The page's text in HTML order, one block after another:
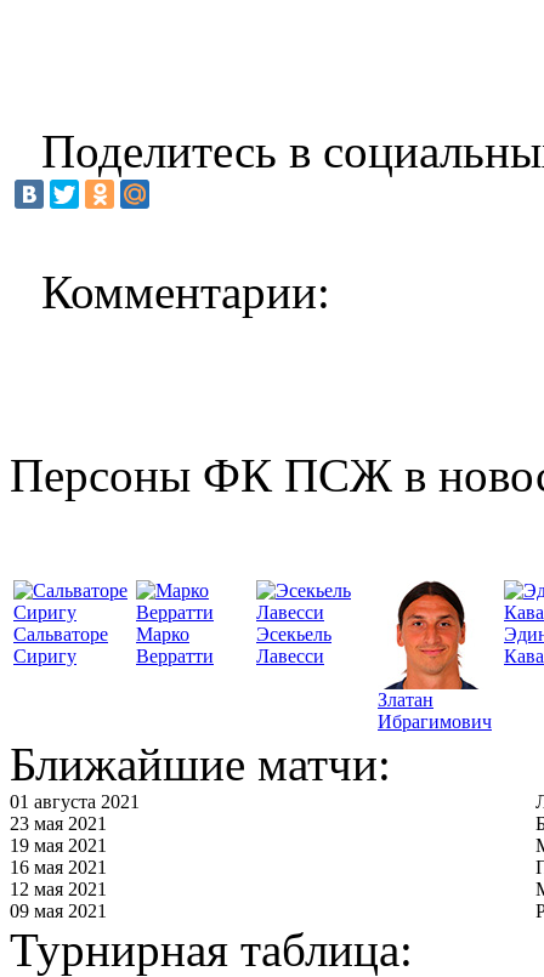
Поделитесь в
Комментарии:
Персоны ФК ПСЖ в
Сальваторе
Сиригу
Марко
Верратти
Эсекьель
Лавесси
Златан
Ибрагимович
Ближайшие матчи:
01 августа 2021
23 мая 2021
19 мая 2021
16 мая 2021
12 мая 2021
09 мая 2021
Турнирная таблица: